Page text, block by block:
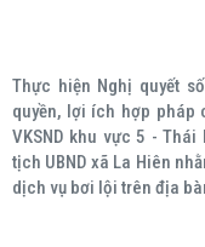
Thực hiện Nghị quyết
quyền, lợi ích hợp pháp
VKSND khu vực 5 -
tịch UBND xã La Hiên
dịch vụ bơi lội trên địa